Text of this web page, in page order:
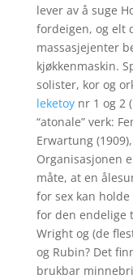
lever av å suge
fordeigen, og elt
massasjejenter
kjøkkenmaskin.
solister, kor og
leketoynr 1 og 2
“atonale” verk:
Erwartung
Organisasjonen
måte, at en
for sex kan
for den endelige
Wright og (de
og Rubin? Det
brukbar